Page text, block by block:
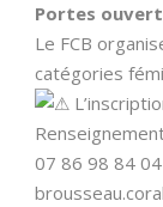
Portes
Le FCB
catégories
07 86 98 84